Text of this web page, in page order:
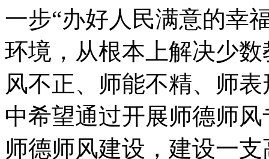
一步“办好人民满意的幸
环境，从根本上解决少
风不正、师能不精、师
中希望通过开展师德师
师德师风建设，建设一